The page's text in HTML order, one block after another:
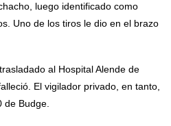
luego identificado como
Uno de los tiros le dio en el brazo
al Hospital Alende de
El vigilador privado, en tanto,
de Budge.